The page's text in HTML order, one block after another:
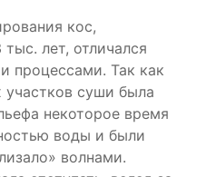
кос,
лет, отличался
процессами. Так как
участков суши была
некоторое время
воды и были
волнами.